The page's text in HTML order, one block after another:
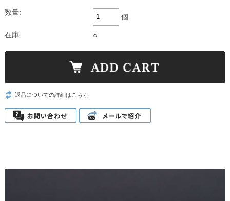
数量:
個
在庫: ○
返品についての詳細はこちら